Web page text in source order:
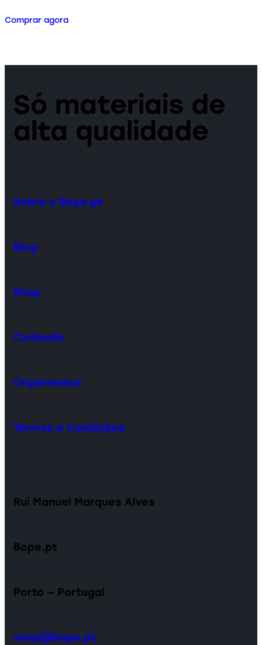
Comprar agora
Só materiais de
alta qualidade
Sobre o Bope.pt
Blog
Shop
Contacto
Orçamentos
Termos e Condições
Rui Manuel Marques Alves
Bope.pt
Porto — Portugal
shop@bope.pt